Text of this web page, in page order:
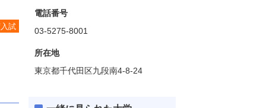
試
電話番号
03-5275-8001
所在地
東京都千代田区九段南4-8-24